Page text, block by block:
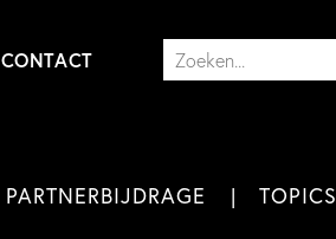
CONTACT
PARTNERBIJDRAGE TOPICS